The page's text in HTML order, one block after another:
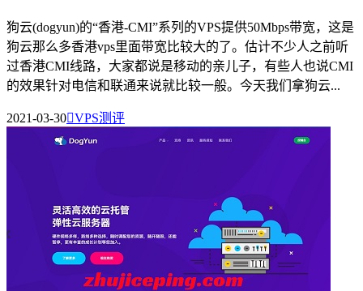
狗云(dogyun)的“香港-CMI”系列的VPS提供50Mbps带宽，这是
狗云那么多香港vps里面带宽比较大的了。估计不少人之前听
过香港CMI线路，大家都说是移动的亲儿子，有些人也说CMI
的效果针对电信和联通来说就比较一般。今天我们拿狗云...
2021-03-30VPS测评